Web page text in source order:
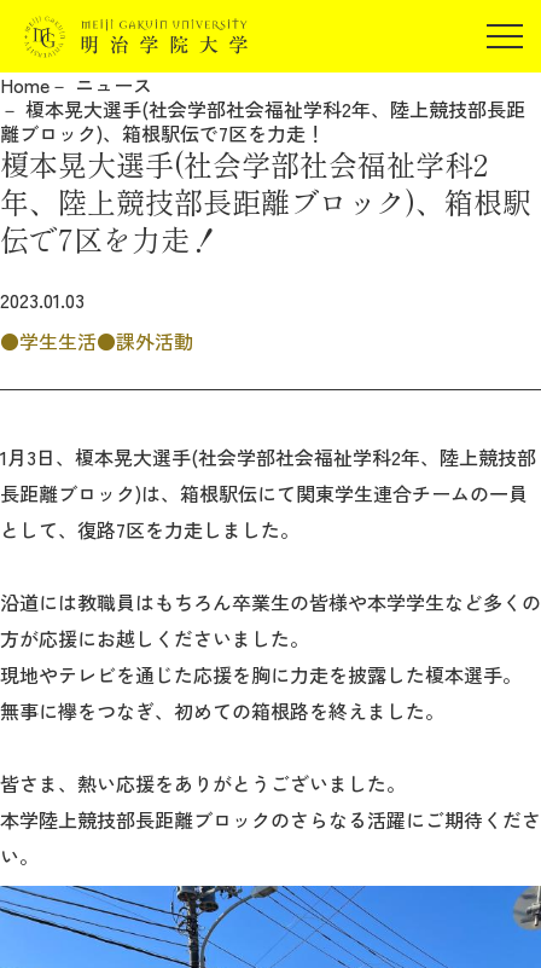
在学生の方
卒業生の方
保証人の方
企業・研究者の方
JP EN
受験生の方
報道関係の方
明治学院大学について
研究
学生生活
留学・国際交流
キャリア
ボランティア
生涯学習・社会連携
Home
ニュース
榎本晃大選手(社会学部社会福祉学科2年、陸上競技部長距
離ブロック)、箱根駅伝で7区を力走！
榎本晃大選手(社会学部社会福祉学科2
年、陸上競技部長距離ブロック)、箱根駅
伝で7区を力走！
2023.01.03
学生生活
課外活動
1月3日、榎本晃大選手(社会学部社会福祉学科2年、陸上競技部
長距離ブロック)は、箱根駅伝にて関東学生連合チームの一員
として、復路7区を力走しました。
沿道には教職員はもちろん卒業生の皆様や本学学生など多くの
方が応援にお越しくださいました。
現地やテレビを通じた応援を胸に力走を披露した榎本選手。
無事に襷をつなぎ、初めての箱根路を終えました。
皆さま、熱い応援をありがとうございました。
本学陸上競技部長距離ブロックのさらなる活躍にご期待くださ
い。